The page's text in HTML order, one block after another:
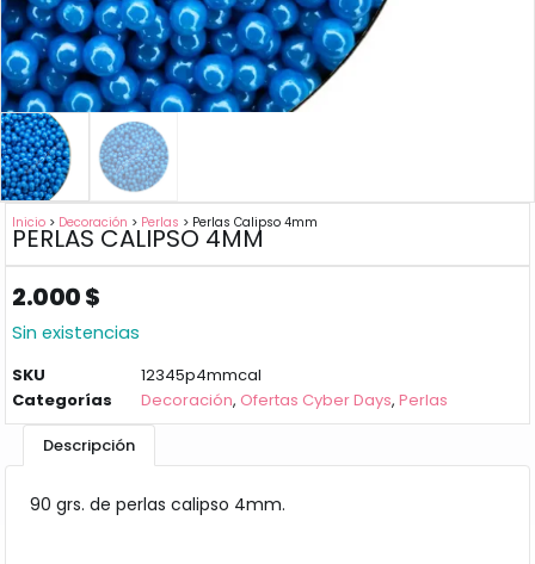
Inicio > Decoración > Perlas > Perlas Calipso 4mm
PERLAS CALIPSO 4MM
2.000$
Sin existencias
SKU
12345p4mmcal
Categorías
Decoración, Ofertas Cyber Days,Perlas
Descripción
90 grs. de perlas calipso 4mm.